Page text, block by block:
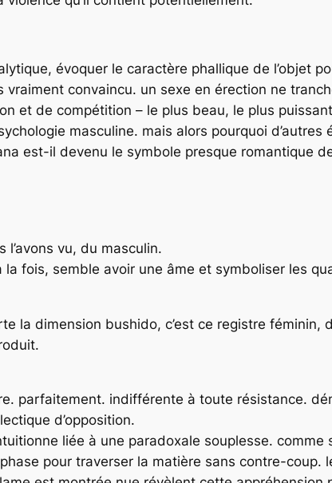
évoquer le caractère phallique de l’objet
convaincu. un sexe en érection ne
et de compétition – le plus beau, le plus
masculine. mais alors pourquoi d’autres
est-il devenu le symbole presque romantique
vu, du masculin.
fois, semble avoir une âme et symboliser les
la dimension bushido, c’est ce registre féminin,
parfaitement. indifférente à toute résistance.
d’opposition.
liée à une paradoxale souplesse. comme
pour traverser la matière sans contre-coup.